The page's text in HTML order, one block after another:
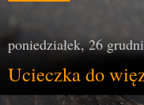
poniedziałek, 26
Ucieczka do